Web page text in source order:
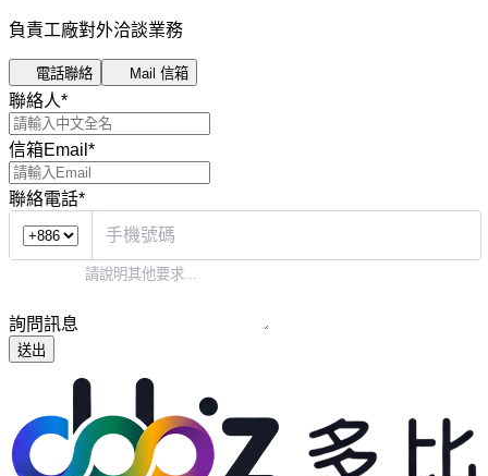
負責工廠對外洽談業務
電話聯絡 Mail 信箱
聯絡人*
信箱Email *
聯絡電話*
詢問訊息
送出